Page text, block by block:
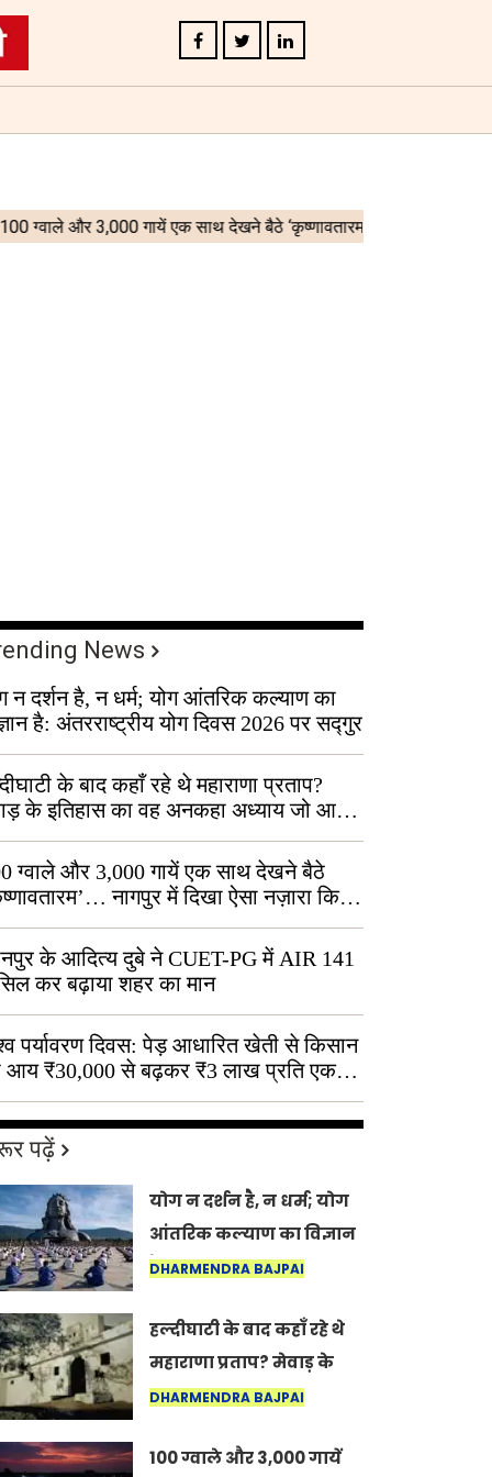
News
न दर्शन है, न धर्म; योग आंतरिक कल्याण का
है: अंतरराष्ट्रीय योग दिवस 2026 पर सद्गुर
के बाद कहाँ रहे थे महाराणा प्रताप?
के इतिहास का वह अनकहा अध्याय जो आज
में जीवित है
ग्वाले और 3,000 गायें एक साथ देखने बैठे
नागपुर में दिखा ऐसा नज़ारा कि
बोले, “ऐसा तो सिर्फ़ कृष्ण ही कर सकते हैं”
के आदित्य दुबे ने CUET-PG में AIR 141
कर बढ़ाया शहर का मान
पर्यावरण दिवस: पेड़ आधारित खेती से किसान
आय ₹30,000 से बढ़कर ₹3 लाख प्रति एकड़
पढ़ें
योग न दर्शन है, न धर्म; योग
आंतरिक कल्याण का विज्ञान
है: अंतरराष्ट्रीय योग दिवस
DHARMENDRA BAJPAI
हल्दीघाटी के बाद कहाँ रहे थे
महाराणा प्रताप? मेवाड़ के
इतिहास का वह अनकहा
में जीवित है
DHARMENDRA BAJPAI
100 ग्वाले और 3,000 गायें